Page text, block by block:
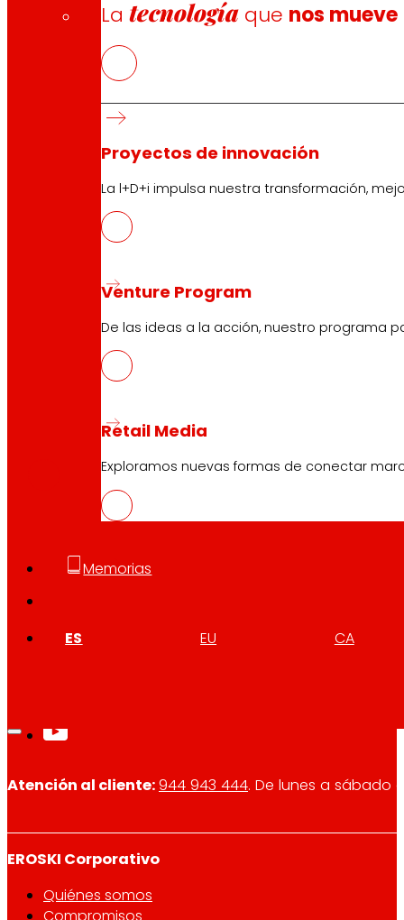
Latecnología que nos mueve
Proyectos de innovación
La l+D+i impulsa nuestra transformación,
Venture Program
De las ideas a la acción, nuestro programa
Retail Media
Exploramos nuevas formas de conectar
Memorias
ES EU CA
Atención al cliente:944 943 444. De lunes a sábado
EROSKI Corporativo
Quiénes somos